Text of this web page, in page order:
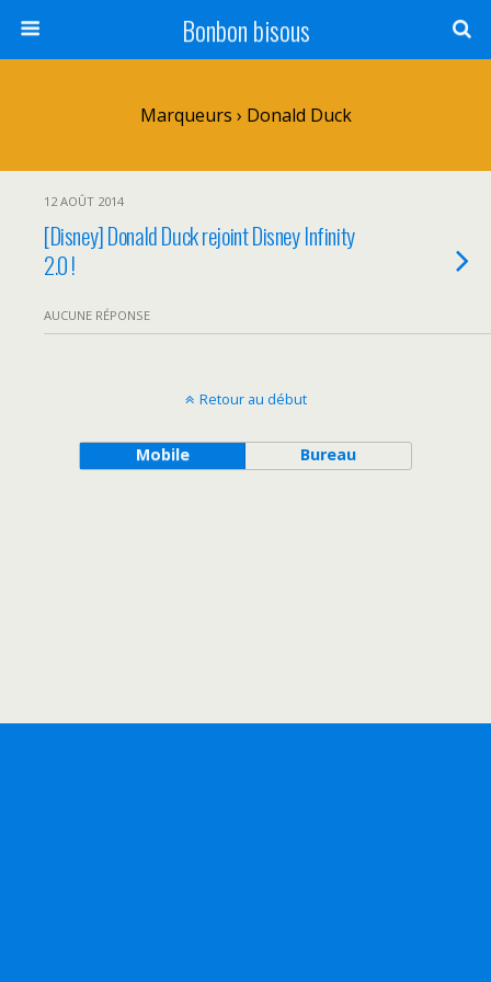
Bonbon bisous
Marqueurs › Donald Duck
12 AOÛT 2014
[Disney] Donald Duck rejoint Disney Infinity
2.0 !
AUCUNE RÉPONSE
Retour au début
Mobile Bureau